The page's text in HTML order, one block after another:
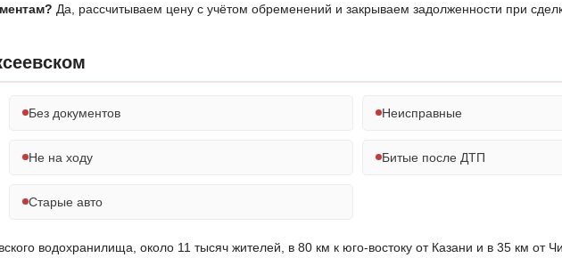
Да, рассчитываем цену с учётом обременений и закрываем задолженности при
Без документов Неисправные
Не на ходу Битые после ДТП
Старые авто
водохранилища, около 11 тысяч жителей, в 80 км к юго-востоку от Казани и в 35 км от